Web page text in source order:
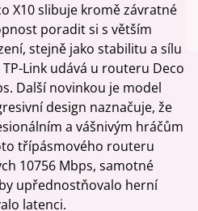
X10 slibuje kromě závratné
poradit si s větším
stejně jako stabilitu a sílu
Link udává u routeru Deco
Další novinkou je model
design naznačuje, že
a vášnivým hráčům
třípásmového routeru
10756 Mbps, samotné
upřednostňovalo herní
latenci.